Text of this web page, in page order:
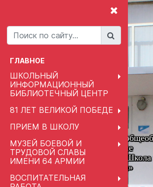
ГЛАВНОЕ
ШКОЛЬНЫЙ
ИНФОРМАЦИОННЫЙ
БИБЛИОТЕЧНЫЙ ЦЕНТР
81 ЛЕТ ВЕЛИКОЙ ПОБЕДЕ
ПРИЕМ В ШКОЛУ
МУЗЕЙ БОЕВОЙ И
ТРУДОВОЙ СЛАВЫ
ИМЕНИ 64 АРМИИ
ВОСПИТАТЕЛЬНАЯ
Муниципальное автономное
учреждение
«Привольненская Средняя
Шумилова»